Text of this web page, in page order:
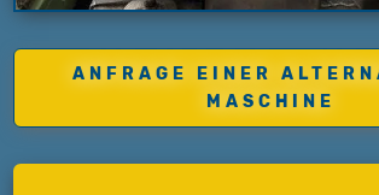
ANFRAGE EINER
MASCHINE